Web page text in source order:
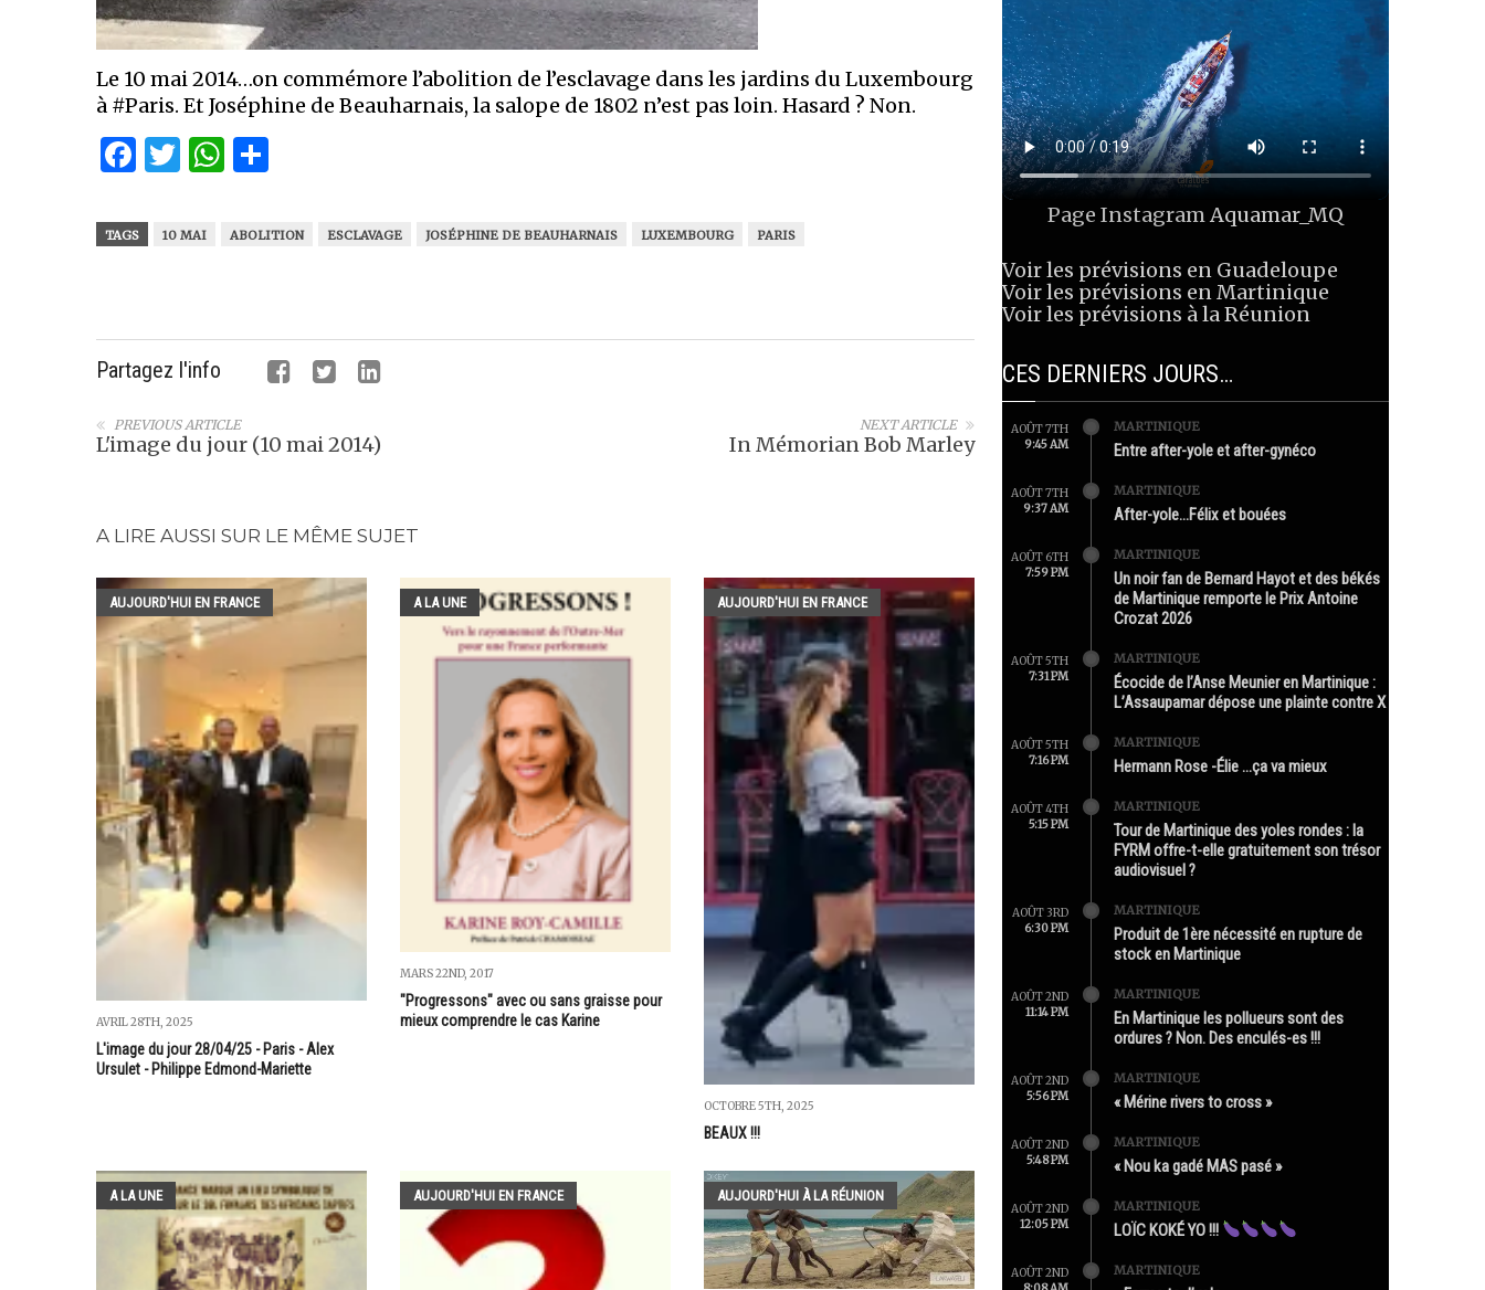
Le 10 mai 2014…on commémore l’abolition de l’esclavage dans les jardins du Luxembourg
à #Paris. Et Joséphine de Beauharnais, la salope de 1802 n’est pas loin. Hasard ? Non.
Facebook
Twitter
WhatsApp
TAGS 10 MAI ABOLITION ESCLAVAGE JOSÉPHINE DE BEAUHARNAIS LUXEMBOURG PARIS
Partagez l'info
NEXT ARTICLE
In Mémorian Bob Marley
PREVIOUS ARTICLE
L'image du jour (10 mai 2014)
A LIRE AUSSI SUR LE MÊME SUJET
AUJOURD'HUI EN FRANCE
AVRIL 28TH, 2025
L'image du jour 28/04/25 - Paris - Alex
Ursulet - Philippe Edmond-Mariette
A LA UNE
MARS 22ND, 2017
"Progressons" avec ou sans graisse pour
mieux comprendre le cas Karine
AUJOURD'HUI EN FRANCE
OCTOBRE 5TH, 2025
BEAUX !!!
A LA UNE AUJOURD'HUI EN FRANCE AUJOURD'HUI À LA RÉUNION
Page InstagramAquamar_MQ
Voir les prévisions en Guadeloupe
Voir les prévisions en Martinique
Voir les prévisions à la Réunion
CES DERNIERS JOURS…
AOÛT 7TH
9:45 AM
MARTINIQUE
Entre after-yole et after-gynéco
AOÛT 7TH
9:37 AM
MARTINIQUE
After-yole…Félix et bouées
AOÛT 6TH
7:59 PM
MARTINIQUE
Un noir fan de Bernard Hayot et des békés
de Martinique remporte le Prix Antoine
Crozat 2026
AOÛT 5TH
7:31 PM
MARTINIQUE
Écocide de l’Anse Meunier en Martinique :
L’Assaupamar dépose une plainte contre X
AOÛT 5TH
7:16 PM
MARTINIQUE
Hermann Rose -Élie …ça va mieux
AOÛT 4TH
5:15 PM
MARTINIQUE
Tour de Martinique des yoles rondes : la
FYRM offre-t-elle gratuitement son trésor
audiovisuel ?
AOÛT 3RD
6:30 PM
MARTINIQUE
Produit de 1ère nécessité en rupture de
stock en Martinique
AOÛT 2ND
11:14 PM
MARTINIQUE
En Martinique les pollueurs sont des
ordures ? Non. Des enculés-es !!!
AOÛT 2ND
5:56 PM
MARTINIQUE
« Mérine rivers to cross »
AOÛT 2ND
5:48 PM
MARTINIQUE
« Nou ka gadé MAS pasé »
AOÛT 2ND
12:05 PM
MARTINIQUE
LOÏC KOKÉ YO !!!
AOÛT 2ND
MARTINIQUE